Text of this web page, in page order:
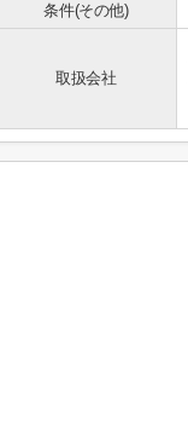
条件(その他)
取扱会社